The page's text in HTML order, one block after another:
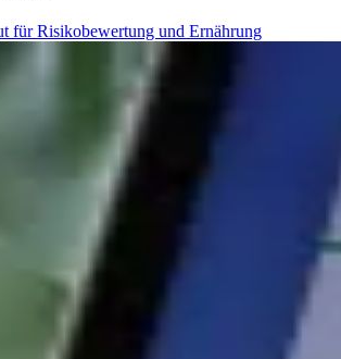
für Risikobewertung und Ernährung